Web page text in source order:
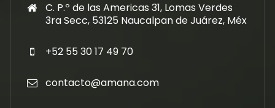
C. P.º de las Americas 31, Lomas Verdes
3ra Secc, 53125 Naucalpan de Juárez, Méx
+52 55 30 17 49 70
contacto@amana.com